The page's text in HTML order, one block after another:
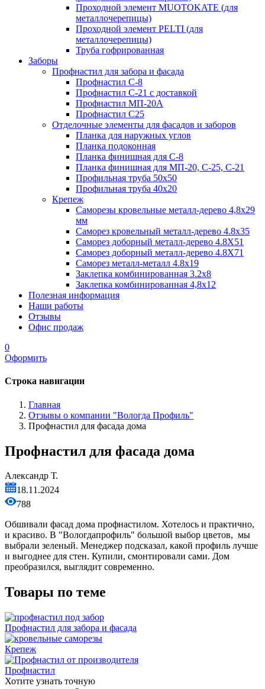
Проходной элемент MUOTOKATE (для
металлочерепицы)
Проходной элемент PELTI (для
металлочерепицы)
Труба гофрированная
Заборы
Профнастил для забора и фасада
Профнастил С-8
Профнастил С-21 с доставкой
Профнастил МП-20А
Профнастил С25
Отделочные элементы для фасадов и заборов
Планка для наружных углов
Планка подоконная
Планка финишная для С-8
Планка финишная для МП-20, С-25, С-21
Профильная труба 50x50
Профильная труба 40x20
Крепеж
Саморезы кровельные металл-дерево 4,8х29
мм
Саморез кровельный металл-дерево 4.8x35
Саморез доборный металл-дерево 4.8X51
Саморез доборный металл-дерево 4.8X71
Саморез металл-металл 4.8x19
Заклепка комбинированная 3.2x8
Заклепка комбинированная 4,8x12
Полезная информация
Наши работы
Отзывы
Офис продаж
0
Оформить
Строка навигации
Главная
Отзывы о компании "Вологда Профиль"
Профнастил для фасада дома
Профнастил для фасада дома
Александр Т.
18.11.2024
788
Обшивали фасад дома профнастилом. Хотелось и практично,
и красиво. В "Вологдапрофиль" большой выбор цветов, мы
выбрали зеленый. Менеджер подсказал, какой профиль лучше
и выгоднее для стен. Купили, смонтировали сами. Дом
преобразился, выглядит современно.
Товары по теме
Профнастил для забора и фасада
Крепеж
Профнастил
Хотите узнать точную